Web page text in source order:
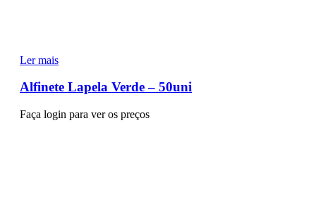
Ler mais
Alfinete Lapela Verde – 50uni
Faça login para ver os preços